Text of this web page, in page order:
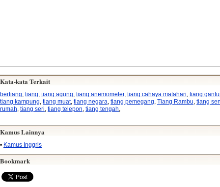
Kata-kata Terkait
bertiang tiang tiang agung tiang anemometer, tiang cahaya matahari tiang
tiang kampung tiang muat, tiang negara tiang pemegang Tiang Rambu tiang
rumah tiang seri tiang telepon tiang tengah
Kamus Lainnya
• Kamus Inggris
Bookmark